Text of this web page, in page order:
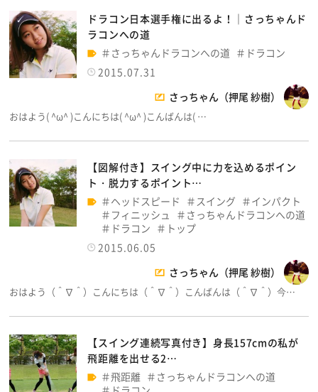
ドラコン日本選手権に出るよ！│さっちゃんド
ラコンへの道
さっちゃんドラコンへの道
ドラコン
2015.07.31
さっちゃん（押尾 紗樹）
おはよう( ^ω^ )こんにちは( ^ω^ )こんばんは( …
【図解付き】スイング中に力を込めるポイン
ト・脱力するポイント…
ヘッドスピード
スイング
インパクト
フィニッシュ
さっちゃんドラコンへの道
ドラコン
トップ
2015.06.05
さっちゃん（押尾 紗樹）
おはよう（＾∇＾）こんにちは（＾∇＾）こんばんは（＾∇＾）今…
【スイング連続写真付き】身長157cmの私が
飛距離を出せる2…
飛距離
さっちゃんドラコンへの道